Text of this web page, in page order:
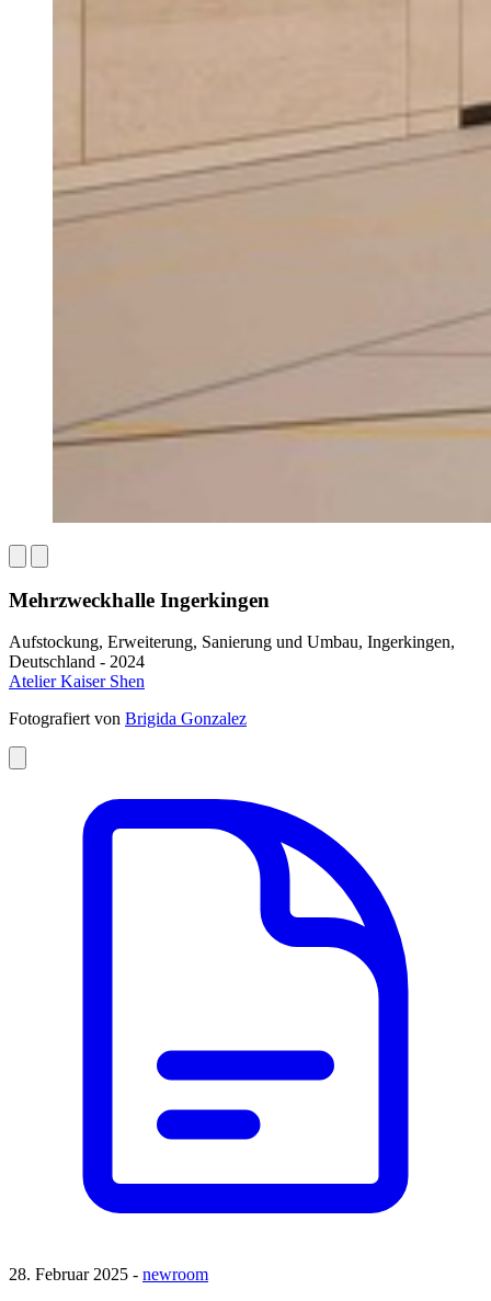
Mehrzweckhalle Ingerkingen
Aufstockung, Erweiterung, Sanierung und Umbau, Ingerkingen,
Deutschland - 2024
Atelier Kaiser Shen
Fotografiert von Brigida Gonzalez
28. Februar 2025 - newroom